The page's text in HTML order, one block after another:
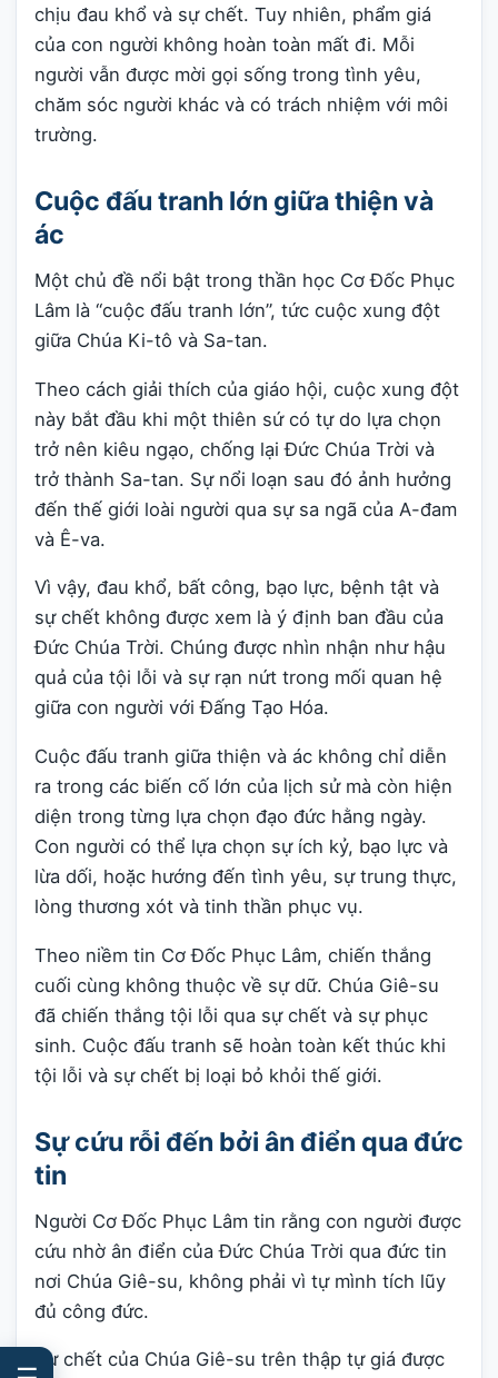
chịu đau khổ và sự chết. Tuy nhiên, phẩm giá
của con người không hoàn toàn mất đi. Mỗi
người vẫn được mời gọi sống trong tình yêu,
chăm sóc người khác và có trách nhiệm với môi
trường.
Cuộc đấu tranh lớn giữa thiện và
ác
Một chủ đề nổi bật trong thần học Cơ Đốc Phục
Lâm là “cuộc đấu tranh lớn”, tức cuộc xung đột
giữa Chúa Ki-tô và Sa-tan.
Theo cách giải thích của giáo hội, cuộc xung đột
này bắt đầu khi một thiên sứ có tự do lựa chọn
trở nên kiêu ngạo, chống lại Đức Chúa Trời và
trở thành Sa-tan. Sự nổi loạn sau đó ảnh hưởng
đến thế giới loài người qua sự sa ngã của A-đam
và Ê-va.
Vì vậy, đau khổ, bất công, bạo lực, bệnh tật và
sự chết không được xem là ý định ban đầu của
Đức Chúa Trời. Chúng được nhìn nhận như hậu
quả của tội lỗi và sự rạn nứt trong mối quan hệ
giữa con người với Đấng Tạo Hóa.
Cuộc đấu tranh giữa thiện và ác không chỉ diễn
ra trong các biến cố lớn của lịch sử mà còn hiện
diện trong từng lựa chọn đạo đức hằng ngày.
Con người có thể lựa chọn sự ích kỷ, bạo lực và
lừa dối, hoặc hướng đến tình yêu, sự trung thực,
lòng thương xót và tinh thần phục vụ.
Theo niềm tin Cơ Đốc Phục Lâm, chiến thắng
cuối cùng không thuộc về sự dữ. Chúa Giê-su
đã chiến thắng tội lỗi qua sự chết và sự phục
sinh. Cuộc đấu tranh sẽ hoàn toàn kết thúc khi
tội lỗi và sự chết bị loại bỏ khỏi thế giới.
Sự cứu rỗi đến bởi ân điển qua đức
tin
Người Cơ Đốc Phục Lâm tin rằng con người được
cứu nhờ ân điển của Đức Chúa Trời qua đức tin
nơi Chúa Giê-su, không phải vì tự mình tích lũy
đủ công đức.
Sự chết của Chúa Giê-su trên thập tự giá được